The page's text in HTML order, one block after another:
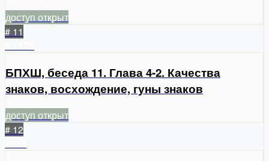
доступ открыт
# 11
БПХШ, беседа 11. Глава 4-2. Качества
знаков, восхождение, гуны знаков
доступ открыт
# 12